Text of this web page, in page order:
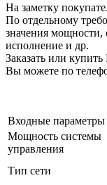
На заметку
По отдельному
значения мощности,
исполнение и др.
Заказать или
Вы можете по
Входные параметры
Мощность системы
управления
Тип сети